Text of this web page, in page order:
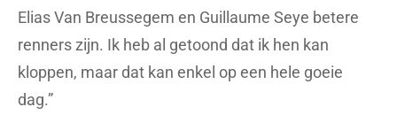
Elias Van Breussegem en Guillaume Seye betere
renners zijn. Ik heb al getoond dat ik hen kan
kloppen, maar dat kan enkel op een hele goeie
dag.”